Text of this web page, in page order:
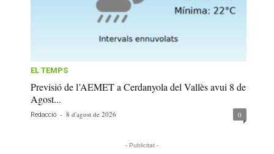
EL TEMPS
Previsió de l’AEMET a Cerdanyola del Vallès avui 8 de
Agost...
Redacció - 8 d'agost de 2026 0
- Publicitat -